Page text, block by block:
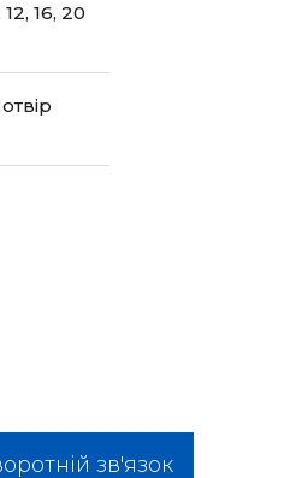
12, 16, 20
зв'язок